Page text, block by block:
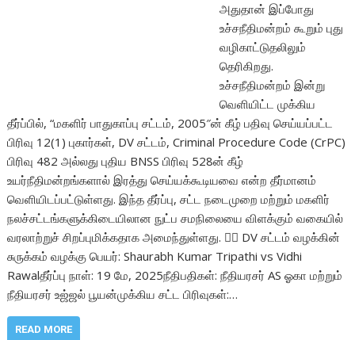
அதுதான் இப்போது
உச்சநீதிமன்றம் கூறும் புது
வழிகாட்டுதலிலும்
தெரிகிறது.
உச்சநீதிமன்றம் இன்று
வெளியிட்ட முக்கிய
தீர்ப்பில், “மகளிர் பாதுகாப்பு சட்டம், 2005″ன் கீழ் பதிவு செய்யப்பட்ட
பிரிவு 12(1) புகார்கள், DV சட்டம், Criminal Procedure Code (CrPC)
பிரிவு 482 அல்லது புதிய BNSS பிரிவு 528ன் கீழ்
உயர்நீதிமன்றங்களால் இரத்து செய்யக்கூடியவை என்ற தீர்மானம்
வெளியிடப்பட்டுள்ளது. இந்த தீர்ப்பு, சட்ட நடைமுறை மற்றும் மகளிர்
நலச்சட்டங்களுக்கிடையிலான நுட்ப சமநிலையை விளக்கும் வகையில்
வரலாற்றுச் சிறப்புமிக்கதாக அமைந்துள்ளது. 🧑‍⚖️ DV சட்டம் வழக்கின்
சுருக்கம் வழக்கு பெயர்: Shaurabh Kumar Tripathi vs Vidhi
Rawalதீர்ப்பு நாள்: 19 மே, 2025நீதிபதிகள்: நீதியரசர் AS ஓகா மற்றும்
நீதியரசர் உஜ்ஜல் பூயன்முக்கிய சட்ட பிரிவுகள்:…
READ MORE